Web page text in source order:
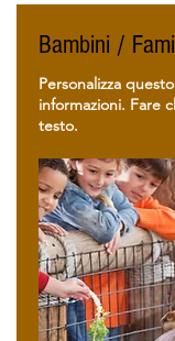
Bambini /
Personalizza
informazioni. Fare
testo.